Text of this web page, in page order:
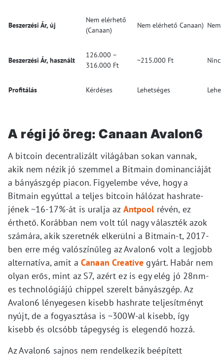
Beszerzési Ár, új
Nem elérhető
(Canaan)
Nem elérhető Canaan)
Beszerzési Ár, használt
126.000 –
316.000 Ft
~215.000 Ft
Profitálás Kérdéses Lehetséges
A régi jó öreg: Canaan Avalon6
A bitcoin decentralizált világában sokan vannak,
akik nem nézik jó szemmel a Bitmain dominanciáját
a bányászgép piacon. Figyelembe véve, hogy a
Bitmain egyúttal a teljes bitcoin hálózat hashrate-
jének ~16-17%-át is uralja az Antpoolrévén, ez
érthető. Korábban nem volt túl nagy választék azok
számára, akik szeretnék elkerülni a Bitmain-t, 2017-
ben erre még valószínűleg az Avalon6 volt a legjobb
alternatíva, amit a Canaan Creative gyárt. Habár nem
olyan erős, mint az S7, azért ez is egy elég jó 28nm-
es technológiájú chippel szerelt bányászgép. Az
Avalon6 lényegesen kisebb hashrate teljesítményt
nyújt, de a fogyasztása is ~300W-al kisebb, így
kisebb és olcsóbb tápegység is elegendő hozzá.
Az Avalon6 sajnos nem rendelkezik beépített